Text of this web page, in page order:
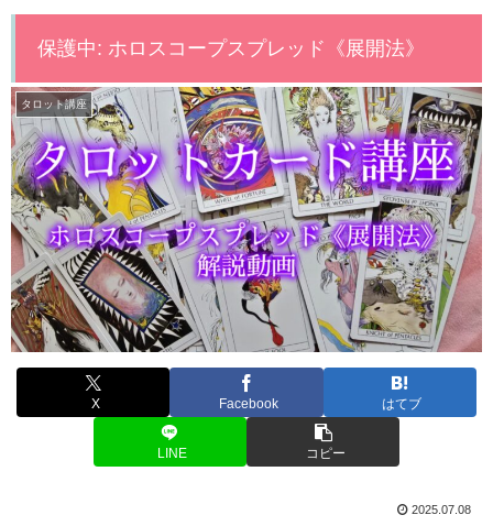
保護中: ホロスコープスプレッド《展開法》
タロット講座
X Facebook はてブ
LINE コピー
2025.07.08